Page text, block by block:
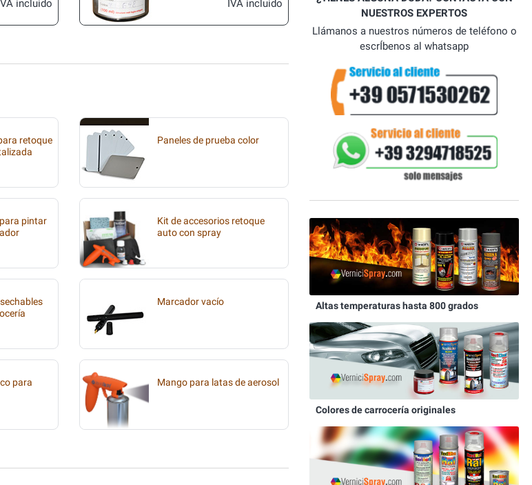
incluido IVA incluido
retoque
Paneles de prueba color
pintar
Kit de accesorios retoque
auto con spray
Marcador vacío
para
Mango para latas de aerosol
NUESTROS EXPERTOS
Llámanos a nuestros números de teléfono o
escrÍbenos al whatsapp
Altas temperaturas hasta 800 grados
Colores de carrocería originales